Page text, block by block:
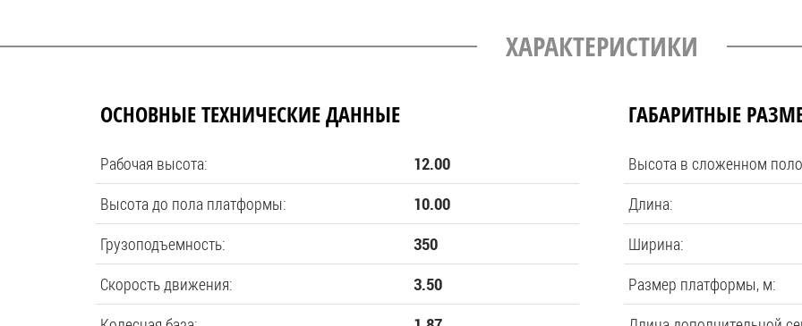
ХАРАКТЕРИСТИКИ
ОСНОВНЫЕ ТЕХНИЧЕСКИЕ ДАННЫЕ
Рабочая высота: 12.00
Высота до пола платформы: 10.00
Грузоподъемность: 350
Скорость движения: 3.50
ГАБАРИТНЫЕ
Высота в сложенном
Длина:
Ширина:
Размер платформы, м: